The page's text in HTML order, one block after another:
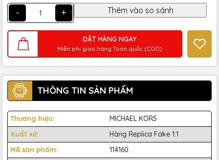
- +
ĐẶT HÀNG NGAY
Miễn phí giao hàng Toàn quốc (COD)
THÔNG TIN SẢN PHẨM
Thương hiệu:
MICHAEL KORS
Xuất xứ:
Hàng Replica Fake 1:1
Mã sản phẩm:
114160